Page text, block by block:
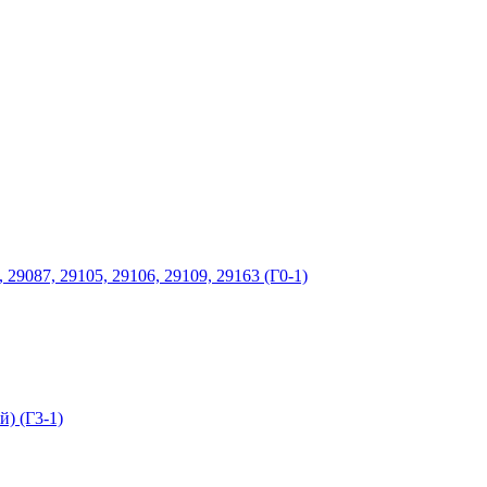
29105, 29106, 29109, 29163 (Г0-1)
(Г3-1)